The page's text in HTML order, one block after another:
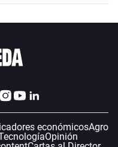
económicosAgro
Opinión